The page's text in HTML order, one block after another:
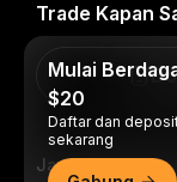
Jadilah yang
Trade Kapan
Mulai
$20
Daftar dan
sekarang